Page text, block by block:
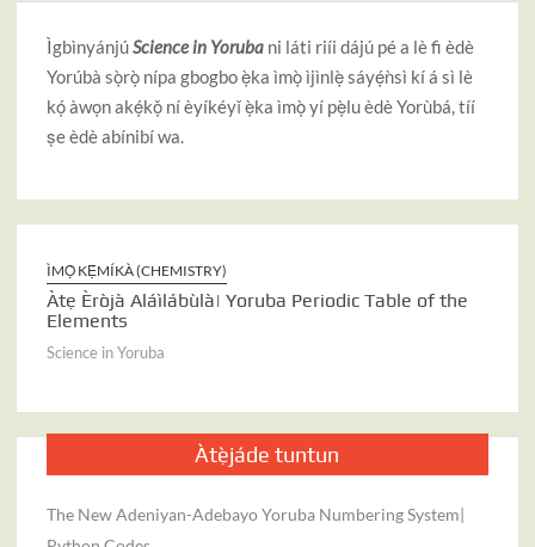
ÌgbìnyánjúScience in Yoruba ni láti riíi dájú pé a lè fi èdè
Yorúbà sọ̀rọ̀ nípa gbogbo ẹ̀ka ìmọ̀ ìjìnlẹ̀ sáyẹ́ǹsì kí á sì lè
kọ́ àwọn akẹ́kọ̌ ní èyíkéyǐ ẹ̀ka ìmọ̀ yí pẹ̀lu èdè Yorùbá, tíí
ṣe èdè abínibí wa.
ÌMỌ̀ KẸ́MÍKÀ (CHEMISTRY)
Àtẹ Èròjà Aláìlábùlà| Yoruba Periodic Table of the
Elements
Science in Yoruba
Àtẹ̀jáde tuntun
The New Adeniyan-Adebayo Yoruba Numbering System|